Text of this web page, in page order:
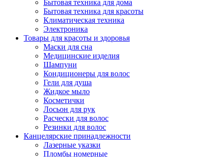
Бытовая техника для дома
Бытовая техника для красоты
Климатическая техника
Электроника
Товары для красоты и здоровья
Маски для сна
Медицинские изделия
Шампуни
Кондиционеры для волос
Гели для душа
Жидкое мыло
Косметички
Лосьон для рук
Расчески для волос
Резинки для волос
Канцелярские принадлежности
Лазерные указки
Пломбы номерные